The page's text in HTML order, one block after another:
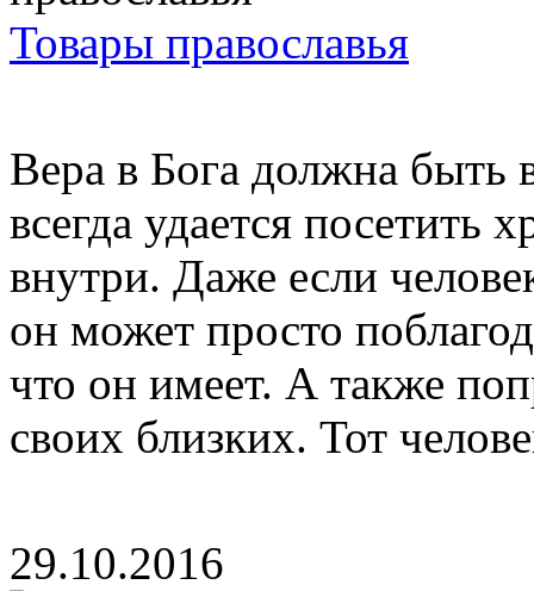
Товары православья
Вера в Бога должна быть
всегда удается посетить
внутри. Даже если
он может просто
что он имеет. А также
своих близких. Тот
29.10.2016